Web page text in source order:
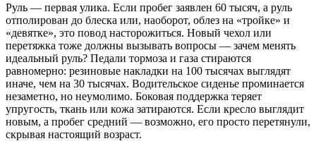
Руль — первая улика. Если пробег заявлен 60 тысяч, а руль
отполирован до блеска или, наоборот, облез на «тройке» и
«девятке», это повод насторожиться. Новый чехол или
перетяжка тоже должны вызывать вопросы — зачем менять
идеальный руль? Педали тормоза и газа стираются
равномерно: резиновые накладки на 100 тысячах выглядят
иначе, чем на 30 тысячах. Водительское сиденье проминается
незаметно, но неумолимо. Боковая поддержка теряет
упругость, ткань или кожа затираются. Если кресло выглядит
новым, а пробег средний — возможно, его просто перетянули,
скрывая настоящий возраст.